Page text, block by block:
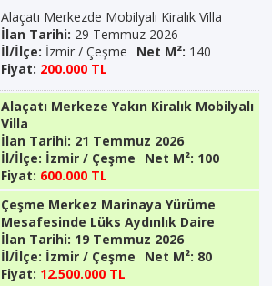
Alaçatı Merkezde Mobilyalı Kiralık Villa
İlan Tarihi: 29 Temmuz 2026
İl/İlçe: İzmir / Çeşme Net M²: 140
Fiyat: 200.000 TL
Alaçatı Merkeze Yakın Kiralık Mobilyalı
Villa
İlan Tarihi: 21 Temmuz 2026
İl/İlçe: İzmir / Çeşme Net M²: 100
Fiyat: 600.000 TL
Çeşme Merkez Marinaya Yürüme
Mesafesinde Lüks Aydınlık Daire
İlan Tarihi: 19 Temmuz 2026
İl/İlçe: İzmir / Çeşme Net M²: 80
Fiyat: 12.500.000 TL